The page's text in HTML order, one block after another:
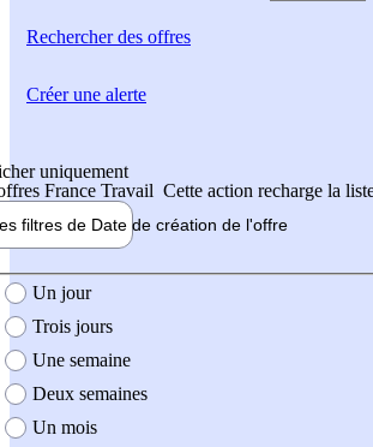
Rechercherdes offres
uniquement
France Travail Cette action recharge la
filtres de Date de création de l'offre
création de l'offre
Un jour
Trois jours
Une semaine
Deux semaines
Un mois
Créer une alerte